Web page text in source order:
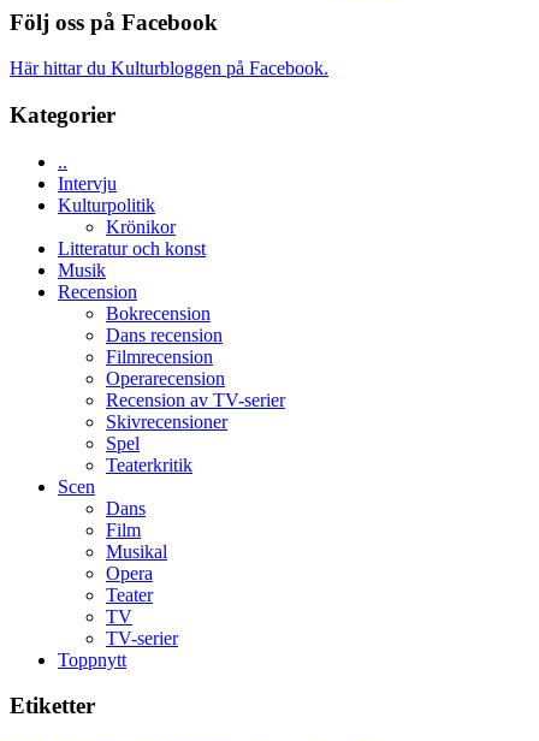
Följ oss på Facebook
Här hittar du Kulturbloggen på Facebook.
Kategorier
..
Intervju
Kulturpolitik
Krönikor
Litteratur och konst
Musik
Recension
Bokrecension
Dans recension
Filmrecension
Operarecension
Recension av TV-serier
Skivrecensioner
Spel
Teaterkritik
Scen
Dans
Film
Musikal
Opera
Teater
TV
TV-serier
Toppnytt
Etiketter